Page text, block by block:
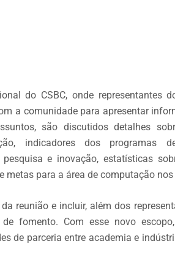
do CSBC, onde representantes
a comunidade para apresentar
são discutidos detalhes
indicadores dos programas
e inovação, estatísticas
metas para a área de computação
reunião e incluir, além dos
fomento. Com esse novo
de parceria entre academia e